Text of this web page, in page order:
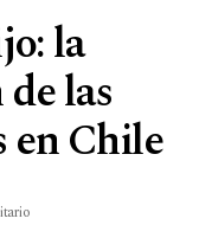
la
las
en Chile